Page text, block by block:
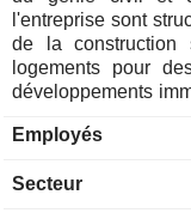
l'entreprise sont
de la construction
logements pour
développements
développement et
s'occupe des
Employés
Secteur